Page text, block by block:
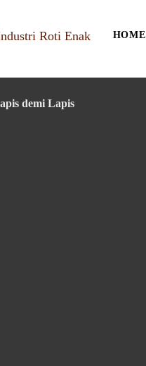
HOME
demi Lapis